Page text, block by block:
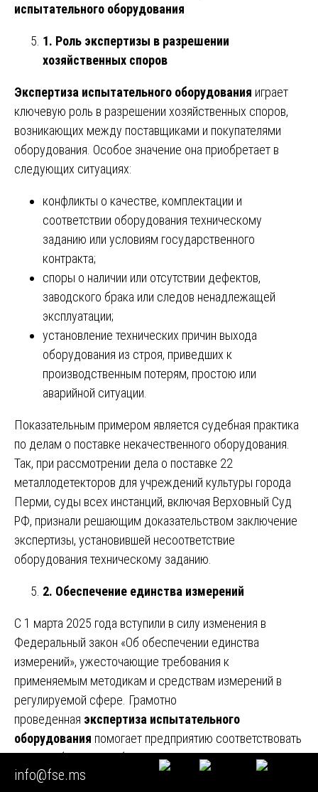
испытательного оборудования
1. Роль экспертизы в разрешении
хозяйственных споров
Экспертиза испытательного оборудования играет
ключевую роль в разрешении хозяйственных споров,
возникающих между поставщиками и покупателями
оборудования. Особое значение она приобретает в
следующих ситуациях:
конфликты о качестве, комплектации и
соответствии оборудования техническому
заданию или условиям государственного
контракта;
споры о наличии или отсутствии дефектов,
заводского брака или следов ненадлежащей
эксплуатации;
установление технических причин выхода
оборудования из строя, приведших к
производственным потерям, простою или
аварийной ситуации.
Показательным примером является судебная практика
по делам о поставке некачественного оборудования.
Так, при рассмотрении дела о поставке 22
металлодетекторов для учреждений культуры города
Перми, суды всех инстанций, включая Верховный Суд
РФ, признали решающим доказательством заключение
экспертизы, установившей несоответствие
оборудования техническому заданию.
2. Обеспечение единства измерений
С 1 марта 2025 года вступили в силу изменения в
Федеральный закон «Об обеспечении единства
измерений», ужесточающие требования к
применяемым методикам и средствам измерений в
регулируемой сфере. Грамотно
проведенная экспертиза испытательного
оборудования помогает предприятию соответствовать
этим требованиям, обеспечивая:
info@fse.ms